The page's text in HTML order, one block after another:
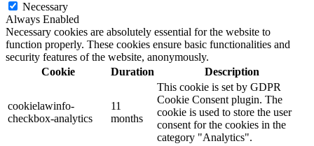
Necessary
Always Enabled
Necessary cookies are absolutely essential for the website to
function properly. These cookies ensure basic functionalities and
security features of the website, anonymously.
Cookie
Duration Description
cookielawinfo-
checkbox-analytics
11
months
This cookie is set by GDPR
Cookie Consent plugin. The
cookie is used to store the user
consent for the cookies in the
category "Analytics".